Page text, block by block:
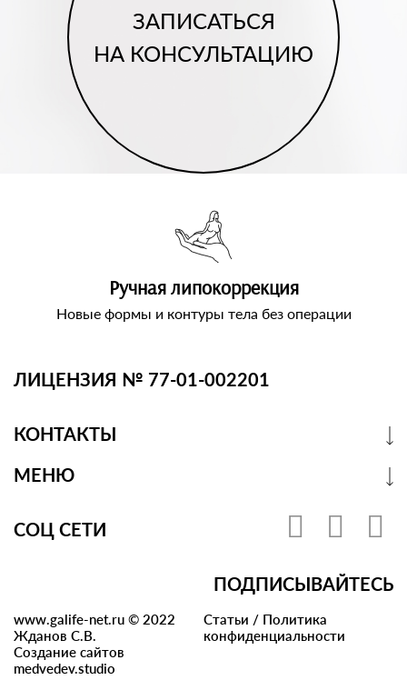
ЗАПИСАТЬСЯ
НА КОНСУЛЬТАЦИЮ
Ручная липокоррекция
Новые формы и контуры тела без операции
ЛИЦЕНЗИЯ № 77-01-002201
КОНТАКТЫ
МЕНЮ
СОЦ СЕТИ
ПОДПИСЫВАЙТЕСЬ
www.galife-net.ru © 2022
Жданов С.В.
Создание сайтов
medvedev.studio
Статьи / Политика
конфиденциальности